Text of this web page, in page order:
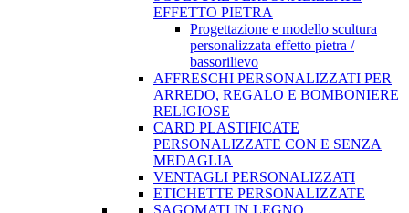
EFFETTO PIETRA
Progettazione e modello scultura
personalizzata effetto pietra /
bassorilievo
AFFRESCHI PERSONALIZZATI PER
ARREDO, REGALO E BOMBONIERE
RELIGIOSE
CARD PLASTIFICATE
PERSONALIZZATE CON E SENZA
MEDAGLIA
VENTAGLI PERSONALIZZATI
ETICHETTE PERSONALIZZATE
SAGOMATI IN LEGNO